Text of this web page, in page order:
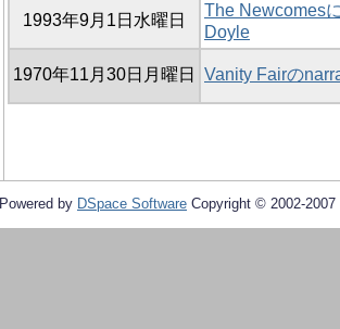
1993年9月1日水曜日
The Newcomes
Doyle
1970年11月30日月曜日 Vanity Fairの
Powered by DSpace Software Copyright © 2002-2007